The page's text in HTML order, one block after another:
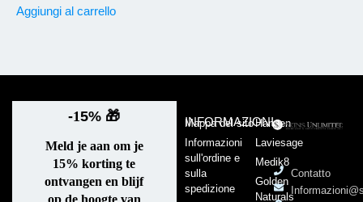
Aggiungi al carrello
-15% 🎁
Meld je aan om je
15% korting te
ontvangen en blijf
op de hoogte van
INFORMAZIONI
Mappa del sito
Informazioni
sull'ordine e
sulla
spedizione
Hansen
Laviesage
Medik8
Golden
Naturals
Contatto